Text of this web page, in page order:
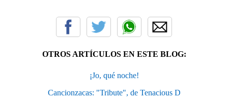
OTROS ARTÍCULOS EN ESTE BLOG:
¡Jo, qué noche!
Cancionzacas: "Tribute", de Tenacious D